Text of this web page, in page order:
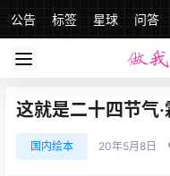
公告 标签 星球 问答
这就是二十四节气·
国内绘本 20年5月8日